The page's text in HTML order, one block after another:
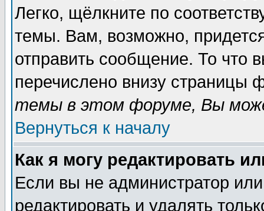
Легко, щёлкните по
темы. Вам, возможно,
отправить сообщение. То что
перечислено внизу страницы
темы в этом форуме, Вы
Вернуться к началу
Как я могу редактировать
Если вы не администратор
редактировать и удалять